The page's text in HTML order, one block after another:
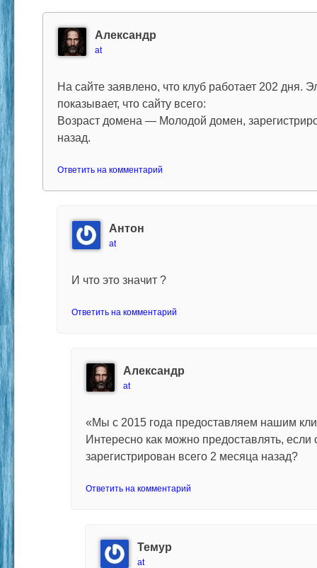
Александр
at
На сайте заявлено, что клуб работает 202 дня.
показывает, что сайту всего:
Возраст домена — Молодой домен,
назад.
Ответить на комментарий
Антон
at
И что это значит ?
Ответить на комментарий
Александр
at
«Мы с 2015 года предоставляем нашим
Интересно как можно предоставлять, если
зарегистрирован всего 2 месяца назад?
Ответить на комментарий
Темур
at